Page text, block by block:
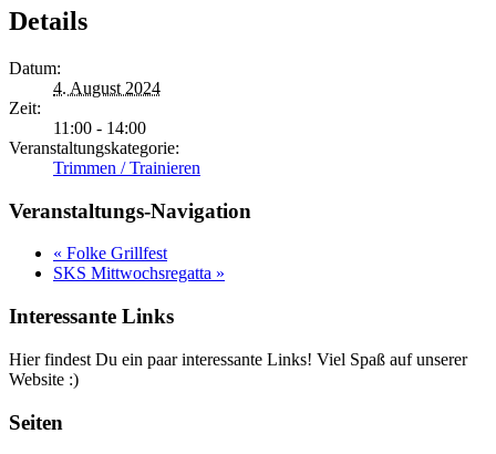
Details
Datum:
4. August 2024
Zeit:
11:00 - 14:00
Veranstaltungskategorie:
Trimmen / Trainieren
Veranstaltungs-Navigation
« Folke Grillfest
SKS Mittwochsregatta »
Interessante Links
Hier findest Du ein paar interessante Links! Viel Spaß auf unserer
Website :)
Seiten